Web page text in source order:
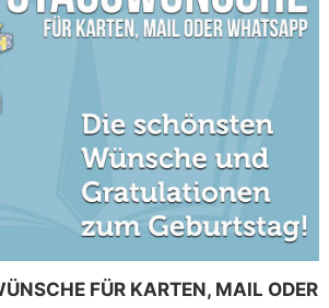
FÜR KARTEN, MAIL ODER